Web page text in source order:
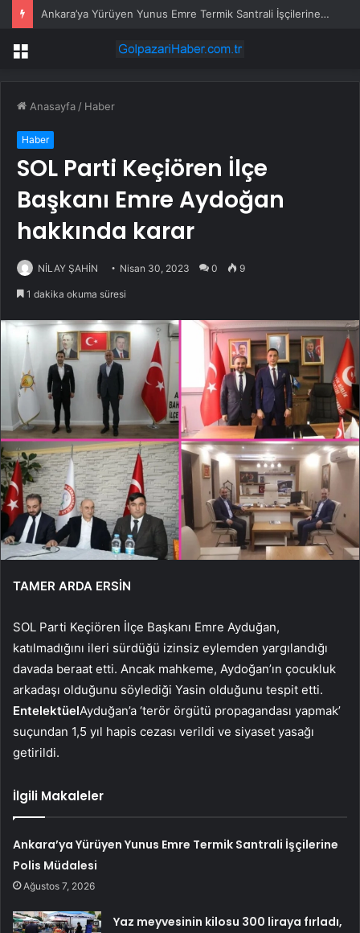
Ankara’ya Yürüyen Yunus Emre Termik Santrali İşçilerine Polis Müdalesi
Menü
Anasayfa / Haber
Haber
SOL Parti Keçiören İlçe
Başkanı Emre Aydoğan
hakkında karar
NİLAY ŞAHİN Nisan 30, 2023 0 9
1 dakika okuma süresi
TAMER ARDA ERSİN
SOL Parti Keçiören İlçe Başkanı Emre Ayduğan,
katılmadığını ileri sürdüğü izinsiz eylemden yargılandığı
davada beraat etti. Ancak mahkeme, Aydoğan’ın çocukluk
arkadaşı olduğunu söylediği Yasin olduğunu tespit etti.
EntelektüelAyduğan’a ‘terör örgütü propagandası yapmak’
suçundan 1,5 yıl hapis cezası verildi ve siyaset yasağı
getirildi.
İlgili Makaleler
Ankara’ya Yürüyen Yunus Emre Termik Santrali İşçilerine
Polis Müdalesi
Ağustos 7, 2026
Yaz meyvesinin kilosu 300 liraya fırladı,